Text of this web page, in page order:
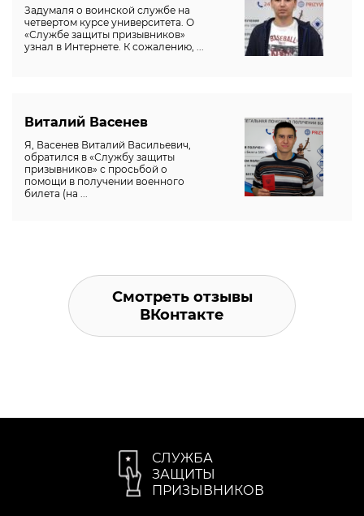
Задумаля о воинской службе на
четвертом курсе университета. О
«Службе защиты призывников»
узнал в Интернете. К сожалению, ...
Виталий Васенев
Я, Васенев Виталий Васильевич,
обратился в «Службу защиты
призывников» с просьбой о
помощи в получении военного
билета (на ...
Смотреть отзывы
ВКонтакте
СЛУЖБА
ЗАЩИТЫ
ПРИЗЫВНИКОВ